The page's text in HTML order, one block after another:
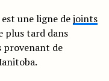
une ligne dejoints
plus tard dans
provenant de